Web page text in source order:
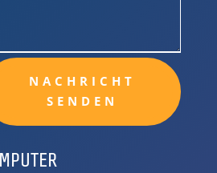
NACHRICHT
SENDEN